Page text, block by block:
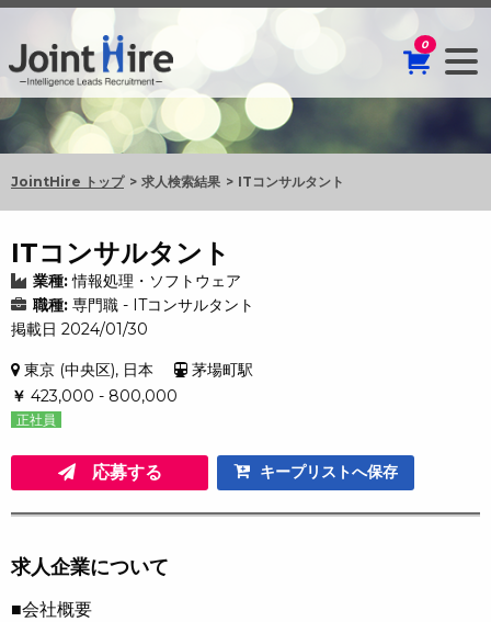
0
JointHire トップ 求人検索結果 ITコンサルタント
ITコンサルタント
業種: 情報処理・ソフトウェア
職種: 専門職 - ITコンサルタント
掲載日 2024/01/30
東京 (中央区), 日本
茅場町駅
￥ 423,000 - 800,000
正社員
応募する キープリストへ保存
求人企業について
■会社概要